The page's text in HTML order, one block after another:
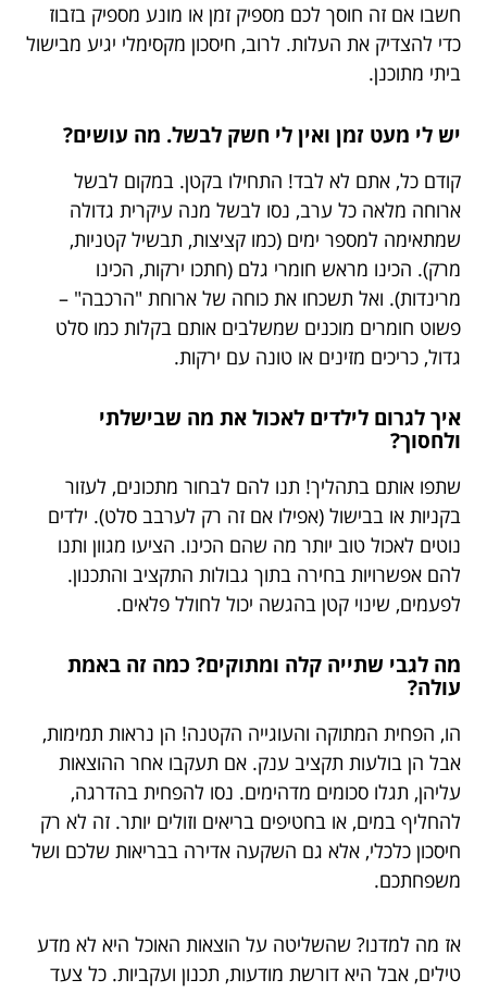
חשבו אם זה חוסך לכם מספיק זמן או מונע מספיק בזבוז
כדי להצדיק את העלות. לרוב, חיסכון מקסימלי יגיע מבישול
ביתי מתוכנן.
יש לי מעט זמן ואין לי חשק לבשל. מה עושים?
קודם כל, אתם לא לבד! התחילו בקטן. במקום לבשל
ארוחה מלאה כל ערב, נסו לבשל מנה עיקרית גדולה
שמתאימה למספר ימים (כמו קציצות, תבשיל קטניות,
מרק). הכינו מראש חומרי גלם (חתכו ירקות, הכינו
מרינדות). ואל תשכחו את כוחה של ארוחת "הרכבה" –
פשוט חומרים מוכנים שמשלבים אותם בקלות כמו סלט
גדול, כריכים מזינים או טונה עם ירקות.
איך לגרום לילדים לאכול את מה שבישלתי
ולחסוך?
שתפו אותם בתהליך! תנו להם לבחור מתכונים, לעזור
בקניות או בבישול (אפילו אם זה רק לערבב סלט). ילדים
נוטים לאכול טוב יותר מה שהם הכינו. הציעו מגוון ותנו
להם אפשרויות בחירה בתוך גבולות התקציב והתכנון.
לפעמים, שינוי קטן בהגשה יכול לחולל פלאים.
מה לגבי שתייה קלה ומתוקים? כמה זה באמת
עולה?
הו, הפחית המתוקה והעוגייה הקטנה! הן נראות תמימות,
אבל הן בולעות תקציב ענק. אם תעקבו אחר ההוצאות
עליהן, תגלו סכומים מדהימים. נסו להפחית בהדרגה,
להחליף במים, או בחטיפים בריאים וזולים יותר. זה לא רק
חיסכון כלכלי, אלא גם השקעה אדירה בבריאות שלכם ושל
משפחתכם.
אז מה למדנו? שהשליטה על הוצאות האוכל היא לא מדע
טילים, אבל היא דורשת מודעות, תכנון ועקביות. כל צעד